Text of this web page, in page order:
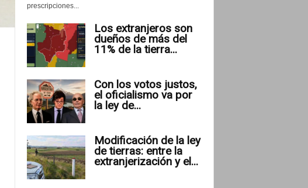
prescripciones...
Los extranjeros son
dueños de más del
11% de la tierra...
Con los votos justos,
el oficialismo va por
la ley de...
Modificación de la ley
de tierras: entre la
extranjerización y el...